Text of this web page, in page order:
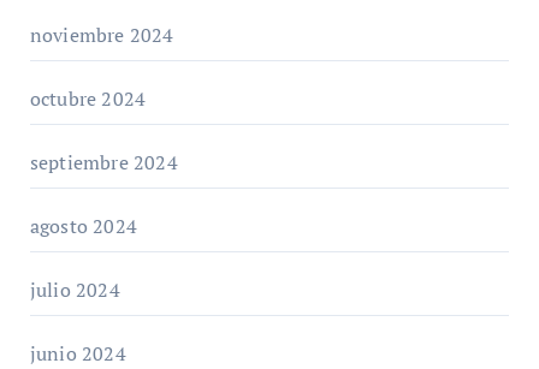
noviembre 2024
octubre 2024
septiembre 2024
agosto 2024
julio 2024
junio 2024